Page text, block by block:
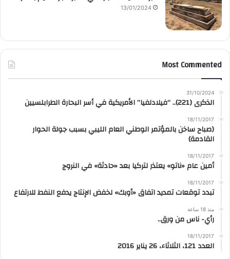
13/01/2024
Most Commented
31/10/2024
الذكرى (221).. “فيلادلفيا” الأمريكية في أسر البحارة الطرابلسيين
18/11/2017
(صباح ساخن بالمؤتمر الوطني العام الليبي بسبب جولة الحوار
القادمة)
18/11/2017
أمين عام «ناتو» يعتذر لتركيا بعد «حادثة» في النروج
18/11/2017
تبدد توقعات تمديد اتفاق «أوبك» لخفض الإنتاج يدفع النفط للارتفاع
منذ 18 ساعة
رأي- ناس من ورق..
18/11/2017
العدد 121، الثلاثاء، 26 يناير 2016